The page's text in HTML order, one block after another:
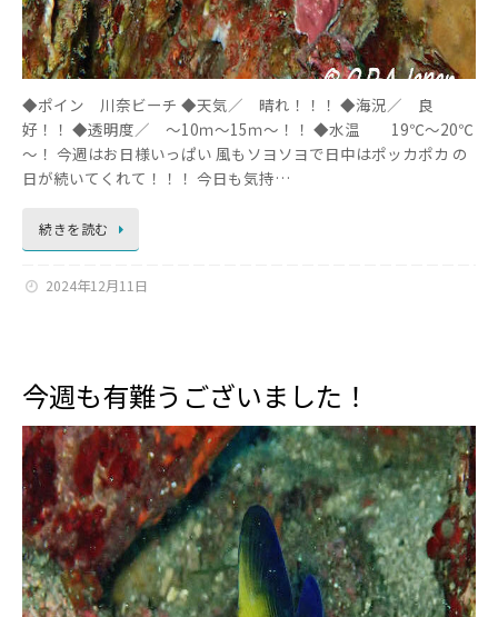
◆ポイン 川奈ビーチ ◆天気／ 晴れ！！！ ◆海況／ 良
好！！ ◆透明度／ ～10ｍ～15ｍ～！！ ◆水温 19℃～20℃
～！ 今週はお日様いっぱい 風もソヨソヨで日中はポッカポカ の
日が続いてくれて！！！ 今日も気持…
続きを読む
2024年12月11日
今週も有難うございました！